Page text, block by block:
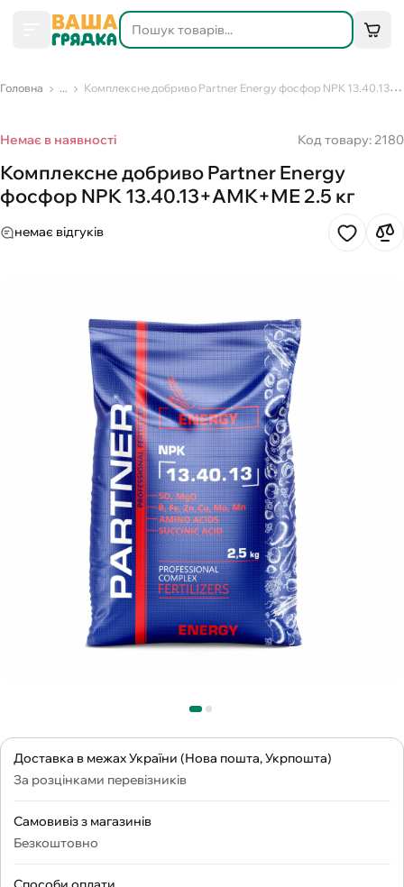
Головна ... Комплексне добриво Partner Energy фосфор NPK 13.40.13+АМК+МЕ 2.5 кг
Немає в наявності Код товару: 2180
Комплексне добриво Partner Energy
фосфор NPK 13.40.13+АМК+МЕ 2.5 кг
немає відгуків
Доставка в межах України (Нова пошта, Укрпошта)
За розцінками перевізників
Самовивіз з магазинів
Безкоштовно